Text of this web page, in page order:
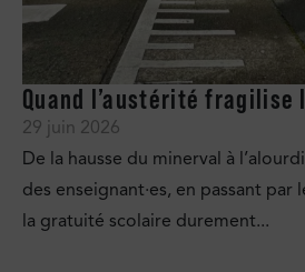
Quand l’austérité fragilise
29 juin 2026
De la hausse du minerval à
des enseignant·es, en passant
la gratuité scolaire durement...